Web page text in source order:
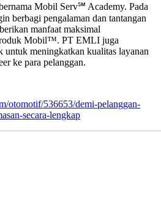
Mobil Serv℠ Academy. Pada
berbagi pengalaman dan tantangan
manfaat maksimal
Mobil™. PT EMLI juga
untuk meningkatkan kualitas layanan
ke para pelanggan.
otomotif/536653/demi-pelanggan-
secara-lengkap